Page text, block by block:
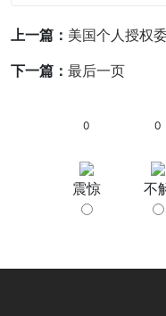
上一篇： 美国个人授权
下一篇： 最后一页
0
震惊
0
不